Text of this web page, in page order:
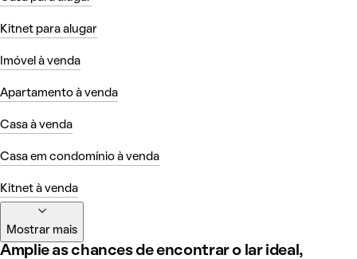
Kitnet para alugar
Imóvel à venda
Apartamento à venda
Casa à venda
Casa em condomínio à venda
Kitnet à venda
Mostrar mais
Amplie as chances de encontrar o lar ideal,